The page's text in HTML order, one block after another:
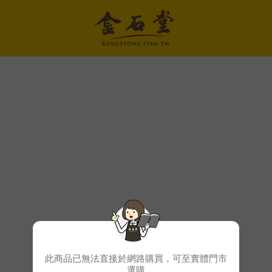
此商品已無法直接於網路購買，可至實體門市
選購